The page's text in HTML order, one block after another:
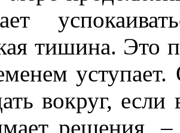
тишина. Это
вокруг,
решения, –